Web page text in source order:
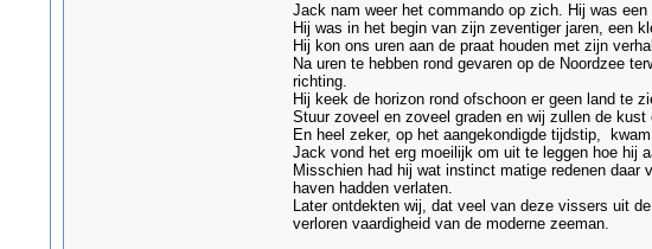
Jack nam weer het commando op zich. Hij was
Hij was in het begin van zijn zeventiger jaren, een
Hij kon ons uren aan de praat houden met zijn
Na uren te hebben rond gevaren op de Noordzee
richting.
Hij keek de horizon rond ofschoon er geen land te
Stuur zoveel en zoveel graden en wij zullen de kust
En heel zeker, op het aangekondigde tijdstip,
Jack vond het erg moeilijk om uit te leggen hoe hij
Misschien had hij wat instinct matige redenen daar
haven hadden verlaten.
Later ontdekten wij, dat veel van deze vissers uit
verloren vaardigheid van de moderne zeeman.